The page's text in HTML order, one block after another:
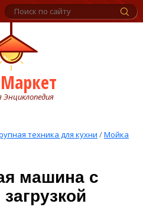
Маркет
Энциклопедия
техника для кухни /Мойка
машина с